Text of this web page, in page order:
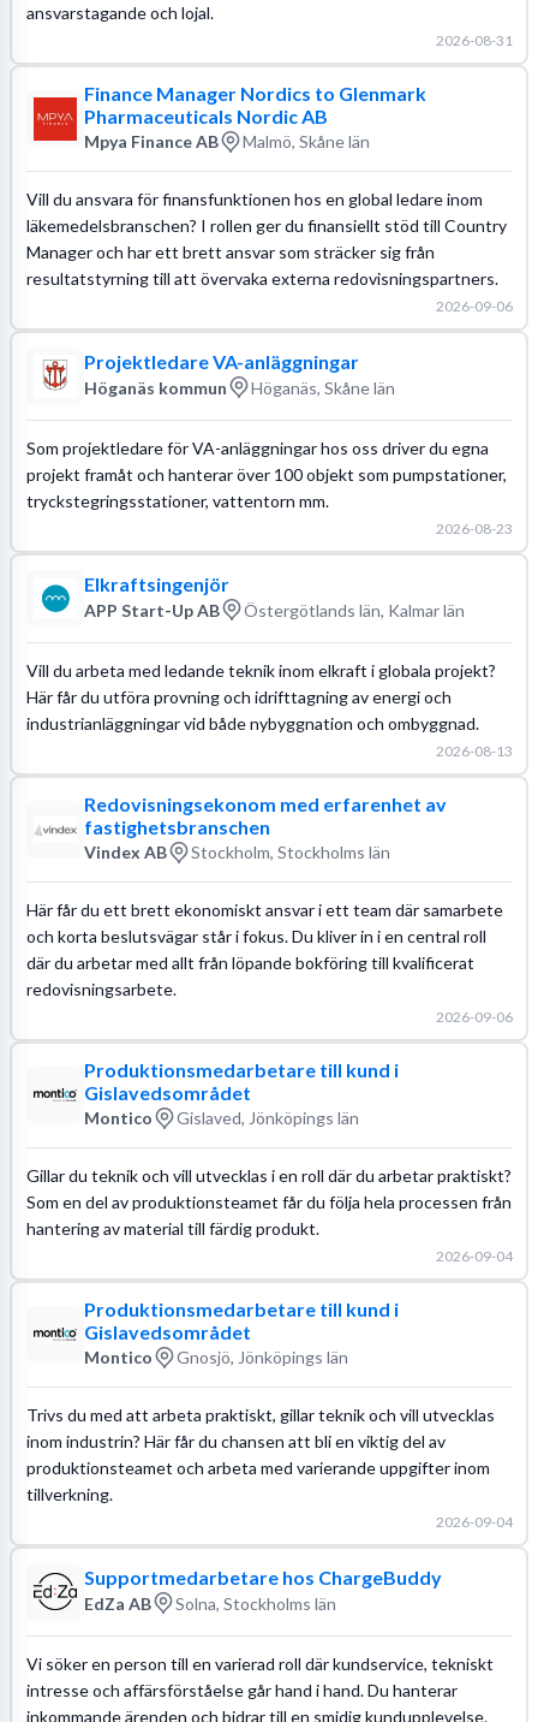
ansvarstagande och lojal.
2026-08-31
Finance Manager Nordics to Glenmark
Pharmaceuticals Nordic AB
Mpya Finance AB Malmö, Skåne län
Vill du ansvara för finansfunktionen hos en global ledare inom
läkemedelsbranschen? I rollen ger du finansiellt stöd till Country
Manager och har ett brett ansvar som sträcker sig från
resultatstyrning till att övervaka externa redovisningspartners.
2026-09-06
Projektledare VA-anläggningar
Höganäs kommun Höganäs, Skåne län
Som projektledare för VA-anläggningar hos oss driver du egna
projekt framåt och hanterar över 100 objekt som pumpstationer,
tryckstegringsstationer, vattentorn mm.
2026-08-23
Elkraftsingenjör
APP Start-Up AB Östergötlands län, Kalmar län
Vill du arbeta med ledande teknik inom elkraft i globala projekt?
Här får du utföra provning och idrifttagning av energi och
industrianläggningar vid både nybyggnation och ombyggnad.
2026-08-13
Redovisningsekonom med erfarenhet av
fastighetsbranschen
Vindex AB Stockholm, Stockholms län
Här får du ett brett ekonomiskt ansvar i ett team där samarbete
och korta beslutsvägar står i fokus. Du kliver in i en central roll
där du arbetar med allt från löpande bokföring till kvalificerat
redovisningsarbete.
2026-09-06
Produktionsmedarbetare till kund i
Gislavedsområdet
Montico Gislaved, Jönköpings län
Gillar du teknik och vill utvecklas i en roll där du arbetar praktiskt?
Som en del av produktionsteamet får du följa hela processen från
hantering av material till färdig produkt.
2026-09-04
Produktionsmedarbetare till kund i
Gislavedsområdet
Montico Gnosjö, Jönköpings län
Trivs du med att arbeta praktiskt, gillar teknik och vill utvecklas
inom industrin? Här får du chansen att bli en viktig del av
produktionsteamet och arbeta med varierande uppgifter inom
tillverkning.
2026-09-04
Supportmedarbetare hos ChargeBuddy
EdZa AB Solna, Stockholms län
Vi söker en person till en varierad roll där kundservice, tekniskt
intresse och affärsförståelse går hand i hand. Du hanterar
inkommande ärenden och bidrar till en smidig kundupplevelse.